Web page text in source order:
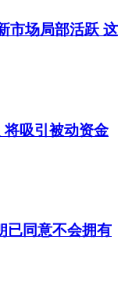
市场局部活跃 这
吸引被动资金
已同意不会拥有